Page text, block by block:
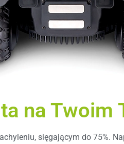
na Twoim
sięgającym do 75%.